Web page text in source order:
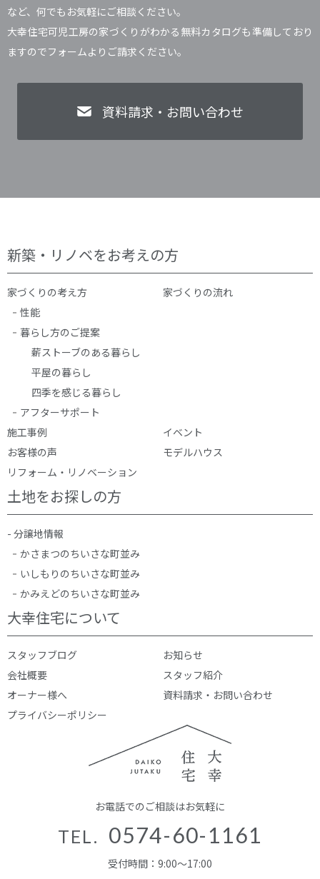
など、何でもお気軽にご相談ください。
大幸住宅可児工房の家づくりがわかる無料カタログも準備しており
ますのでフォームよりご請求ください。
資料請求・お問い合わせ
お電話でのご相談はお気軽に
TEL. 0574-60-1161
受付時間：9:00～17:00
新築・リノベをお考えの方
家づくりの考え方
性能
暮らし方のご提案
薪ストーブのある暮らし
平屋の暮らし
四季を感じる暮らし
アフターサポート
家づくりの流れ
施工事例
イベント
お客様の声
モデルハウス
リフォーム・リノベーション
土地をお探しの方
- 分譲地情報
かさまつのちいさな町並み
いしもりのちいさな町並み
かみえどのちいさな町並み
大幸住宅について
スタッフブログ
お知らせ
会社概要
スタッフ紹介
オーナー様へ
資料請求・お問い合わせ
プライバシーポリシー